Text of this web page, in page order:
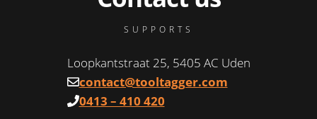
SUPPORTS
Loopkantstraat 25, 5405 AC Uden
contact@tooltagger.com
0413 – 410 420